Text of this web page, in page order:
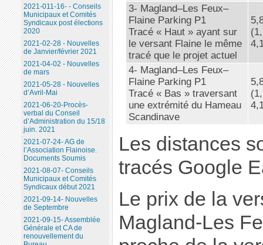
3- Magland–Les Feux–
Flaine Parking P1
Tracé « Haut » ayant sur
le versant Flaine le même
tracé que le projet actuel
4- Magland–Les Feux–
Flaine Parking P1
Tracé « Bas » traversant
une extrémité du Hameau
Scandinave
Les distances
tracés Google
Le prix de la
Magland-Les
2021-011-16- - Conseils
Municipaux et Comités
Syndicaux post élections
2020
2021-02-28 - Nouvelles
de Janvier/février 2021
2021-04-02 - Nouvelles
de mars
2021-05-28 - Nouvelles
d’Avril-Mai
2021-06-20-Procès-
verbal du Conseil
d’Administration du 15/18
juin. 2021
2021-07-24- AG de
l’Association Flainoise.
Documents Soumis
2021-08-07- Conseils
Municipaux et Comités
Syndicaux début 2021
2021-09-14- Nouvelles
de Septembre
2021-09-15- Assemblée
Générale et CA de
renouvellement du